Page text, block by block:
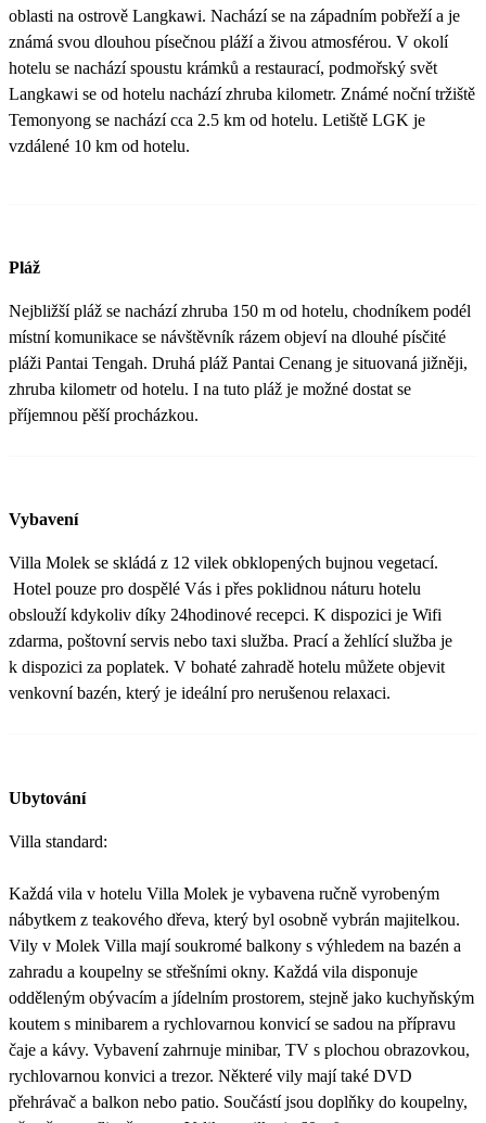
oblasti na ostrově Langkawi. Nachází se na západním pobřeží a je
známá svou dlouhou písečnou pláží a živou atmosférou. V okolí
hotelu se nachází spoustu krámků a restaurací, podmořský svět
Langkawi se od hotelu nachází zhruba kilometr. Známé noční tržiště
Temonyong se nachází cca 2.5 km od hotelu. Letiště LGK je
vzdálené 10 km od hotelu.
Pláž
Nejbližší pláž se nachází zhruba 150 m od hotelu, chodníkem podél
místní komunikace se návštěvník rázem objeví na dlouhé písčité
pláži Pantai Tengah. Druhá pláž Pantai Cenang je situovaná jižněji,
zhruba kilometr od hotelu. I na tuto pláž je možné dostat se
příjemnou pěší procházkou.
Vybavení
Villa Molek se skládá z 12 vilek obklopených bujnou vegetací.
Hotel pouze pro dospělé Vás i přes poklidnou náturu hotelu
obslouží kdykoliv díky 24hodinové recepci. K dispozici je Wifi
zdarma, poštovní servis nebo taxi služba. Prací a žehlící služba je
k dispozici za poplatek. V bohaté zahradě hotelu můžete objevit
venkovní bazén, který je ideální pro nerušenou relaxaci.
Ubytování
Villa standard:
Každá vila v hotelu Villa Molek je vybavena ručně vyrobeným
nábytkem z teakového dřeva, který byl osobně vybrán majitelkou.
Vily v Molek Villa mají soukromé balkony s výhledem na bazén a
zahradu a koupelny se střešními okny. Každá vila disponuje
odděleným obývacím a jídelním prostorem, stejně jako kuchyňským
koutem s minibarem a rychlovarnou konvicí se sadou na přípravu
čaje a kávy. Vybavení zahrnuje minibar, TV s plochou obrazovkou,
rychlovarnou konvici a trezor. Některé vily mají také DVD
přehrávač a balkon nebo patio. Součástí jsou doplňky do koupelny,